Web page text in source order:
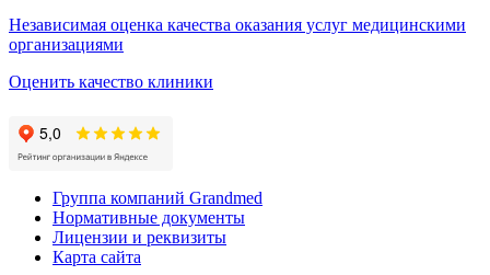
Независимая оценка качества оказания услуг медицинскими
организациями
Оценить качество клиники
Группа компаний Grandmed
Нормативные документы
Лицензии и реквизиты
Карта сайта